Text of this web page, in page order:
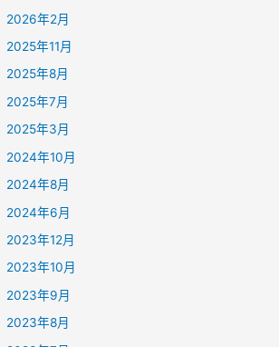
2026年2月
2025年11月
2025年8月
2025年7月
2025年3月
2024年10月
2024年8月
2024年6月
2023年12月
2023年10月
2023年9月
2023年8月